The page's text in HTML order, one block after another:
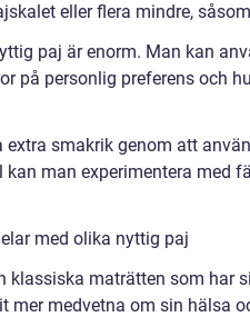
eller flera mindre,
paj är enorm. Man kan
på personlig preferens och
smakrik genom att
man experimentera med
med olika nyttig paj
klassiska maträtten som har
mer medvetna om sin hälsa